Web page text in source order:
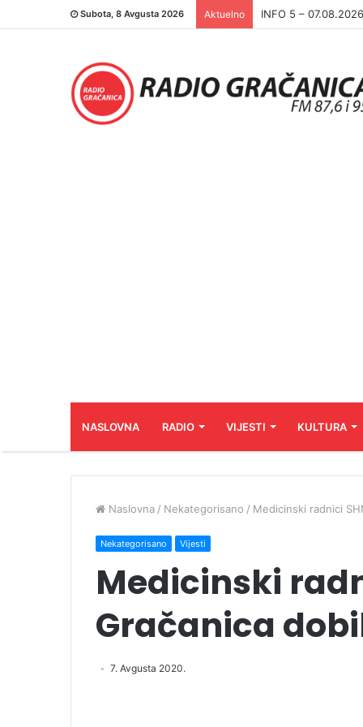
Subota, 8 Avgusta 2026 Aktuelno INFO 5 – 06.08.2026.
NASLOVNA RADIO VIJESTI KULTURA
Naslovna / Nekategorisano / Medicinski radnici
Nekategorisano Vijesti
Medicinski
Gračanica
7. Avgusta 2020.